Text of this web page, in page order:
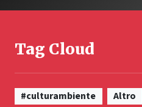
Tag Cloud
#culturambiente Altro